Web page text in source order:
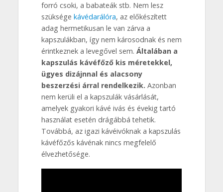
forró csoki, a babateák stb. Nem lesz
szüksége kávédarálóra, az előkészített
adag hermetikusan le van zárva a
kapszulákban, így nem károsodnak és nem
érintkeznek a levegővel sem. Általában a
kapszulás kávéfőző kis méretekkel,
ügyes dizájnnal és alacsony
beszerzési árral rendelkezik. Azonban
nem kerüli el a kapszulák vásárlását,
amelyek gyakori kávé ivás és évekig tartó
használat esetén drágábbá tehetik.
Továbbá, az igazi kávéivóknak a kapszulás
kávéfőzős kávénak nincs megfelelő
élvezhetősége.